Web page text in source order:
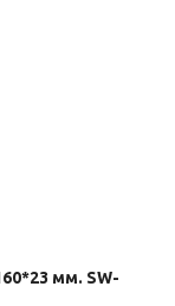
мм. SW-